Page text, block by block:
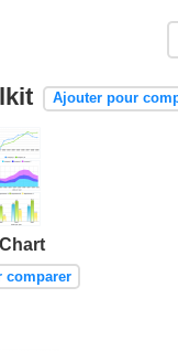
Ajouter pour
comparer